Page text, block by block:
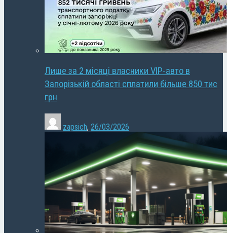
Лише за 2 місяці власники VIP-авто в
Запорізькій області сплатили більше 850 тис
грн
zapsich, 26/03/2026